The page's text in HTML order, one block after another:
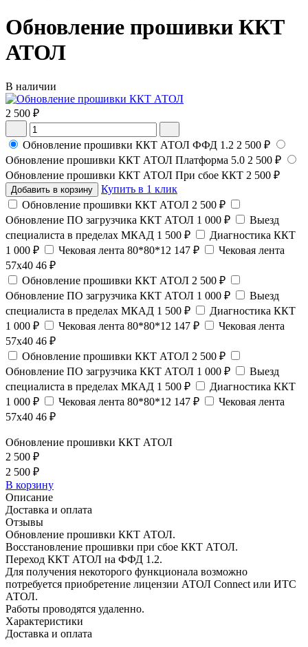
Обновление прошивки ККТ
АТОЛ
В наличии
2 500 ₽
Обновление прошивки ККТ АТОЛ ФФД 1.2 2 500 ₽
Обновление прошивки ККТ АТОЛ Платформа 5.0 2 500 ₽
Обновление прошивки ККТ АТОЛ При сбое ККТ 2 500 ₽
Добавить в корзину
Купить в 1 клик
Обновление прошивки ККТ АТОЛ 2 500 ₽
Обновление ПО загрузчика ККТ АТОЛ 1 000 ₽
Выезд
специалиста в пределах МКАД 1 500 ₽
Диагностика ККТ
1 000 ₽
Чековая лента 80*80*12 147 ₽
Чековая лента
57х40 46 ₽
Обновление прошивки ККТ АТОЛ 2 500 ₽
Обновление ПО загрузчика ККТ АТОЛ 1 000 ₽
Выезд
специалиста в пределах МКАД 1 500 ₽
Диагностика ККТ
1 000 ₽
Чековая лента 80*80*12 147 ₽
Чековая лента
57х40 46 ₽
Обновление прошивки ККТ АТОЛ 2 500 ₽
Обновление ПО загрузчика ККТ АТОЛ 1 000 ₽
Выезд
специалиста в пределах МКАД 1 500 ₽
Диагностика ККТ
1 000 ₽
Чековая лента 80*80*12 147 ₽
Чековая лента
57х40 46 ₽
Обновление прошивки ККТ АТОЛ
2 500 ₽
2 500 ₽
В корзину
Описание
Доставка и оплата
Отзывы
Обновление прошивки ККТ АТОЛ.
Восстановление прошивки при сбое ККТ АТОЛ.
Переход ККТ АТОЛ на ФФД 1.2.
Для получения некоторого функционала возможно
потребуется приобретение лицензии АТОЛ Connect или ИТС
АТОЛ.
Работы проводятся удаленно.
Характеристики
Доставка и оплата